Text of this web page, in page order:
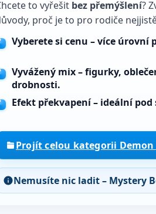
to vyřešit bez přemýšlení?
proč je to pro rodiče
Vyberete si cenu – více úrovní
Vyvážený mix– figurky,
drobnosti.
Efekt překvapení– ideální pod
Projít celou kategorii Demon
Nemusíte nic ladit – Mystery